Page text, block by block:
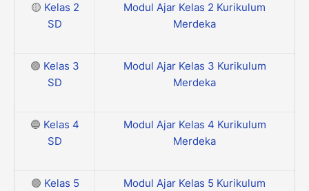
🟡 Kelas 2
SD
Modul Ajar Kelas 2 Kurikulum
Merdeka
🟢 Kelas 3
SD
Modul Ajar Kelas 3 Kurikulum
Merdeka
🔵 Kelas 4
SD
Modul Ajar Kelas 4 Kurikulum
Merdeka
🟣 Kelas 5
Modul Ajar Kelas 5 Kurikulum